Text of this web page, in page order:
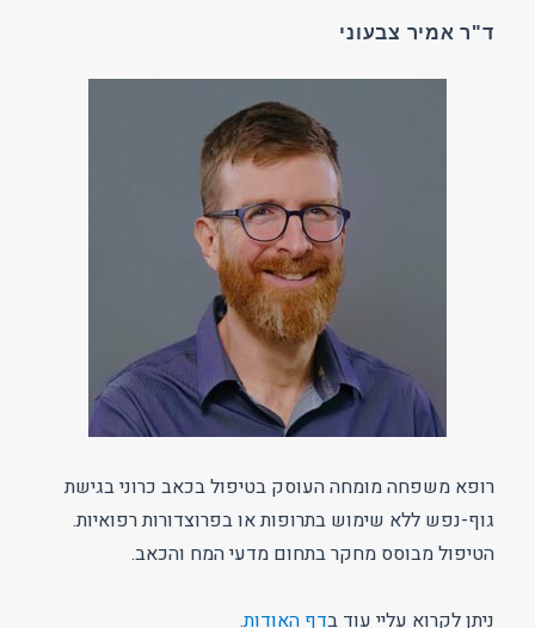
ד"ר אמיר צבעוני
רופא משפחה מומחה העוסק בטיפול בכאב כרוני בגישת
גוף-נפש ללא שימוש בתרופות או בפרוצדורות רפואיות.
הטיפול מבוסס מחקר בתחום מדעי המח והכאב.
ניתן לקרוא עליי עוד בדף האודות.